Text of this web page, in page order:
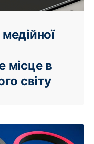
місце в
світу